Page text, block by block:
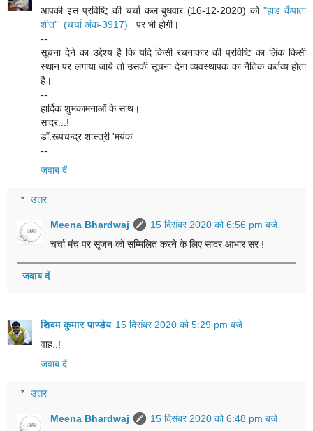
आपकी इस प्रविष्टि् की चर्चा कल बुधवार (16-12-2020) को"हाड़ कँपाता
शीत" (चर्चा अंक-3917)
पर भी होगी।
--
सूचना देने का उद्देश्य है कि यदि किसी रचनाकार की प्रविष्टि का लिंक किसी
स्थान पर लगाया जाये तो उसकी सूचना देना व्यवस्थापक का नैतिक कर्तव्य होता
है।
--
हार्दिक शुभकामनाओं के साथ।
सादर...!
डॉ.रूपचन्द्र शास्त्री 'मयंक'
--
जवाब दें
उत्तर
Meena Bhardwaj
15 दिसंबर 2020 को 6:56 pm बजे
चर्चा मंच पर सृजन को सम्मिलित करने के लिए सादर आभार सर !
जवाब दें
शिवम कुमार पाण्डेय 15 दिसंबर 2020 को 5:29 pm बजे
वाह..!
जवाब दें
उत्तर
Meena Bhardwaj
15 दिसंबर 2020 को 6:48 pm बजे